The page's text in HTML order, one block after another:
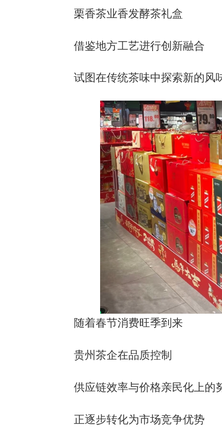
栗香茶业香发酵茶礼盒
借鉴地方工艺进行创新融合
试图在传统茶味中探索新的风
随着春节消费旺季到来
贵州茶企在品质控制
供应链效率与价格亲民化上的
正逐步转化为市场竞争优势